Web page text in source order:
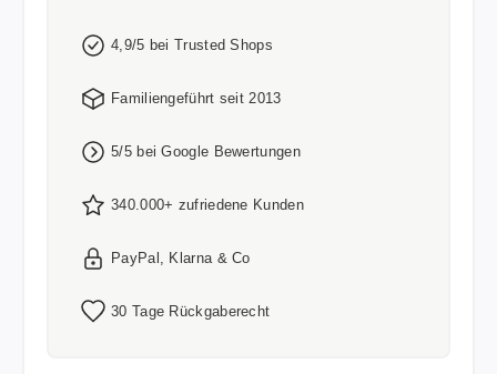
4,9/5 bei Trusted Shops
Familiengeführt seit 2013
5/5 bei Google Bewertungen
340.000+ zufriedene Kunden
PayPal, Klarna & Co
30 Tage Rückgaberecht